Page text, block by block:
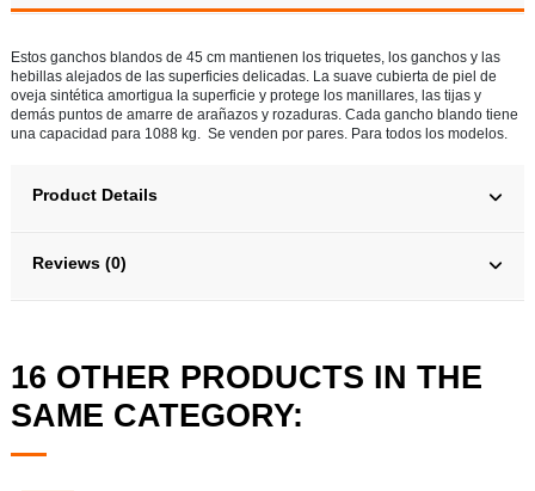
Estos ganchos blandos de 45 cm mantienen los triquetes, los ganchos y las
hebillas alejados de las superficies delicadas. La suave cubierta de piel de
oveja sintética amortigua la superficie y protege los manillares, las tijas y
demás puntos de amarre de arañazos y rozaduras. Cada gancho blando tiene
una capacidad para 1088 kg. Se venden por pares. Para todos los modelos.
Product Details
Reviews (0)
16 OTHER PRODUCTS IN THE
SAME CATEGORY: